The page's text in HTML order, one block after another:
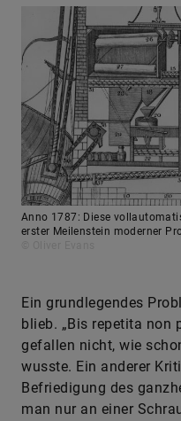
Anno 1787: Diese
erster Meilenstein moderner
Ein grundlegendes
blieb. „Bis repetita non
gefallen nicht, wie
wusste. Ein anderer
Befriedigung des
man nur an einer